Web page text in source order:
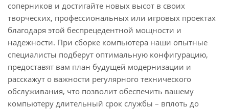
соперников и достигайте новых высот в своих
творческих, профессиональных или игровых проектах
благодаря этой беспрецедентной мощности и
надежности. При сборке компьютера наши опытные
специалисты подберут оптимальную конфигурацию,
предоставят вам план будущей модернизации и
расскажут о важности регулярного технического
обслуживания, что позволит обеспечить вашему
компьютеру длительный срок службы – вплоть до